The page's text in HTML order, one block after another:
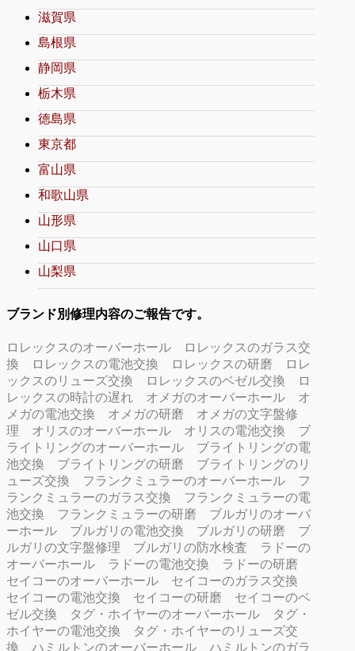
滋賀県
島根県
静岡県
栃木県
徳島県
東京都
富山県
和歌山県
山形県
山口県
山梨県
ブランド別修理内容のご報告です。
ロレックスのオーバーホール
ロレックスのガラス交
換
ロレックスの電池交換 ロレックスの研磨
ロレ
ックスのリューズ交換
ロレックスのベゼル交換
ロ
レックスの時計の遅れ
オメガのオーバーホール
オ
メガの電池交換
オメガの研磨
オメガの文字盤修
理
オリスのオーバーホール オリスの電池交換
ブ
ライトリングのオーバーホール
ブライトリングの電
池交換
ブライトリングの研磨
ブライトリングのリ
ューズ交換
フランクミュラーのオーバーホール
フ
ランクミュラーのガラス交換
フランクミュラーの電
池交換
フランクミュラーの研磨
ブルガリのオーバ
ーホール
ブルガリの電池交換 ブルガリの研磨
ブ
ルガリの文字盤修理
ブルガリの防水検査
ラドーの
オーバーホール
ラドーの電池交換
ラドーの研磨
セイコーのオーバーホール
セイコーのガラス交換
セイコーの電池交換
セイコーの研磨
セイコーのベ
ゼル交換
タグ・ホイヤーのオーバーホール
タグ・
ホイヤーの電池交換
タグ・ホイヤーのリューズ交
換
ハミルトンのオーバーホール ハミルトンのガラ